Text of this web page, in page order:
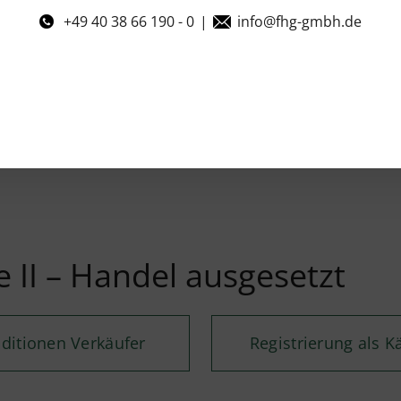
+49 40 38 66 190 - 0 | info@fhg-gmbh.de
– Handel ausgesetzt
Verkäufer Registrierung als